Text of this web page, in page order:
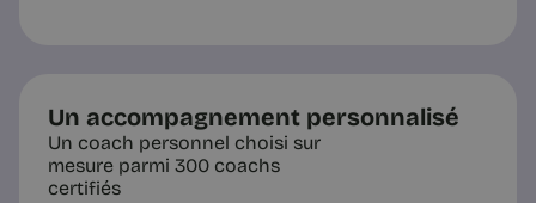
Un accompagnement personnalisé
Un coach personnel choisi sur
mesure parmi 300 coachs
certifiés